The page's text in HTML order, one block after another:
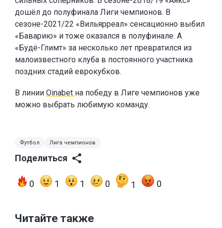
дошёл до полуфинала Лиги чемпионов. В
сезоне-2021/22 «Вильярреал» сенсационно выбил
«Баварию» и тоже оказался в полуфинале. А
«Будё-Глимт» за несколько лет превратился из
малоизвестного клуба в постоянного участника
поздних стадий еврокубков.
В линии Oinabet на победу в Лиге чемпионов уже
можно выбрать любимую команду.
Футбол Лига чемпионов
Поделиться
0 1 1 0 1 0
Читайте также